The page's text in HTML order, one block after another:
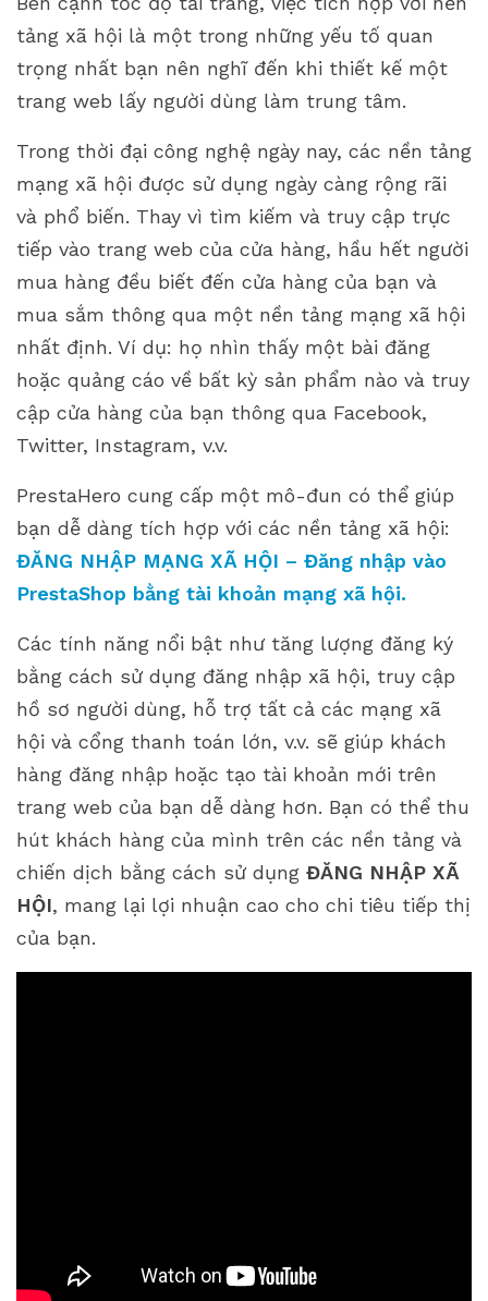
tảng xã hội là một trong những yếu tố quan
trọng nhất bạn nên nghĩ đến khi thiết kế một
trang web lấy người dùng làm trung tâm.
Trong thời đại công nghệ ngày nay, các nền tảng
mạng xã hội được sử dụng ngày càng rộng rãi
và phổ biến. Thay vì tìm kiếm và truy cập trực
tiếp vào trang web của cửa hàng, hầu hết người
mua hàng đều biết đến cửa hàng của bạn và
mua sắm thông qua một nền tảng mạng xã hội
nhất định. Ví dụ: họ nhìn thấy một bài đăng
hoặc quảng cáo về bất kỳ sản phẩm nào và truy
cập cửa hàng của bạn thông qua Facebook,
Twitter, Instagram, v.v.
PrestaHero cung cấp một mô-đun có thể giúp
bạn dễ dàng tích hợp với các nền tảng xã hội:
ĐĂNG NHẬP MẠNG XÃ HỘI – Đăng nhập vào
PrestaShop bằng tài khoản mạng xã hội.
Các tính năng nổi bật như tăng lượng đăng ký
bằng cách sử dụng đăng nhập xã hội, truy cập
hồ sơ người dùng, hỗ trợ tất cả các mạng xã
hội và cổng thanh toán lớn, v.v. sẽ giúp khách
hàng đăng nhập hoặc tạo tài khoản mới trên
trang web của bạn dễ dàng hơn. Bạn có thể thu
hút khách hàng của mình trên các nền tảng và
chiến dịch bằng cách sử dụng ĐĂNG NHẬP XÃ
HỘI, mang lại lợi nhuận cao cho chi tiêu tiếp thị
của bạn.